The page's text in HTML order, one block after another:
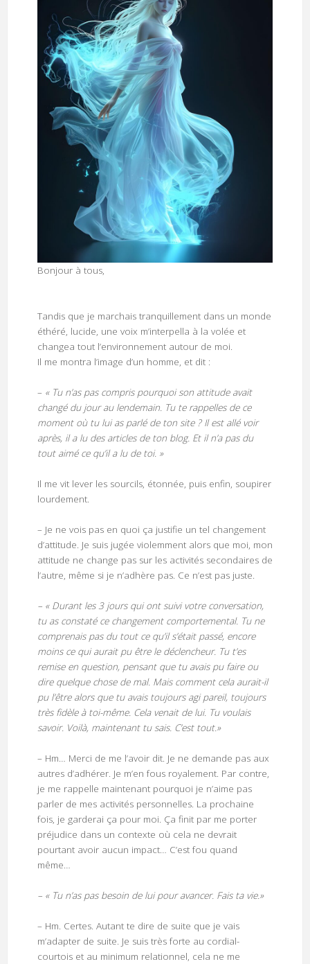
Bonjour à tous,
Tandis que je marchais tranquillement dans un monde
éthéré, lucide, une voix m’interpella à la volée et
changea tout l’environnement autour de moi.
Il me montra l’image d’un homme, et dit :
– « Tu n’as pas compris pourquoi son attitude avait
changé du jour au lendemain. Tu te rappelles de ce
moment où tu lui as parlé de ton site ? Il est allé voir
après, il a lu des articles de ton blog. Et il n’a pas du
tout aimé ce qu’il a lu de toi. »
Il me vit lever les sourcils, étonnée, puis enfin, soupirer
lourdement.
– Je ne vois pas en quoi ça justifie un tel changement
d’attitude. Je suis jugée violemment alors que moi, mon
attitude ne change pas sur les activités secondaires de
l’autre, même si je n’adhère pas. Ce n’est pas juste.
– « Durant les 3 jours qui ont suivi votre conversation,
tu as constaté ce changement comportemental. Tu ne
comprenais pas du tout ce qu’il s’était passé, encore
moins ce qui aurait pu être le déclencheur. Tu t’es
remise en question, pensant que tu avais pu faire ou
dire quelque chose de mal. Mais comment cela aurait-il
pu l’être alors que tu avais toujours agi pareil, toujours
très fidèle à toi-même. Cela venait de lui. Tu voulais
savoir. Voilà, maintenant tu sais. C’est tout.»
– Hm… Merci de me l’avoir dit. Je ne demande pas aux
autres d’adhérer. Je m’en fous royalement. Par contre,
je me rappelle maintenant pourquoi je n’aime pas
parler de mes activités personnelles. La prochaine
fois, je garderai ça pour moi. Ça finit par me porter
préjudice dans un contexte où cela ne devrait
pourtant avoir aucun impact… C’est fou quand
même…
– « Tu n’as pas besoin de lui pour avancer. Fais ta vie.»
– Hm. Certes. Autant te dire de suite que je vais
m’adapter de suite. Je suis très forte au cordial-
courtois et au minimum relationnel, cela ne me